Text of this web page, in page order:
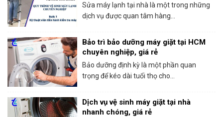
Sửa máy lạnh tại nhà là một trong những
dịch vụ được quan tâm hàng...
Bảo trì bảo dưỡng máy giặt tại HCM
chuyên nghiệp, giá rẻ
Bảo dưỡng định kỳ là một phần quan
trọng để kéo dài tuổi thọ cho...
Dịch vụ vệ sinh máy giặt tại nhà
nhanh chóng, giá rẻ